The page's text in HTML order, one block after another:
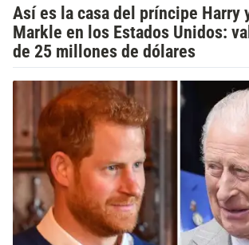
Así es la casa del príncipe Harry
Markle en los Estados Unidos:
de 25 millones de dólares